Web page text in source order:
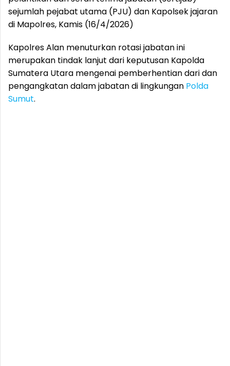
sejumlah pejabat utama (PJU) dan Kapolsek jajaran
di Mapolres, Kamis (16/4/2026)
Kapolres Alan menuturkan rotasi jabatan ini
merupakan tindak lanjut dari keputusan Kapolda
Sumatera Utara mengenai pemberhentian dari dan
pengangkatan dalam jabatan di lingkungan Polda
Sumut.